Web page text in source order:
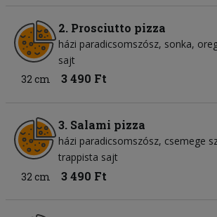
2. Prosciutto pizza
házi paradicsomszósz sonka
sajt
32 cm
3 490 Ft
3. Salami pizza
házi paradicsomszósz csemege
trappista sajt
32 cm
3 490 Ft